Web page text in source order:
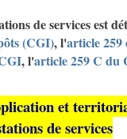
de services est
(CGI), l'article
, l'article 259 C du
et
de services